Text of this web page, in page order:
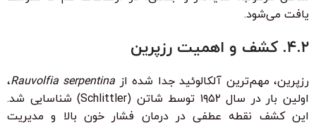
یافت می‌شود.
۴.۲. کشف و اهمیت رزپرین
رزپرین، مهم‌ترین آلکالوئید جدا شده از Rauvolfia serpentina،
اولین بار در سال ۱۹۵۲ توسط شاتن (Schlittler) شناسایی شد.
این کشف نقطه عطفی در درمان فشار خون بالا و مدیریت